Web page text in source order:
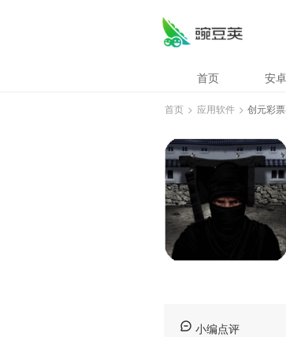
首页 安
首页 > 应用软件 > 创元彩
小编点评